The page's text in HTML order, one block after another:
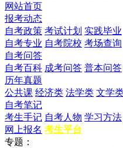
网站首页
报考动态
自考政策 考试计划 实践毕业
自考专业 自考院校 考场查询
自考问答
自考百科 成考问答 普本问答
历年真题
公共课 经济类 法学类 文学
自考笔记
考生手记 自考人物 学习方法
网上报名 考生平台
专题：